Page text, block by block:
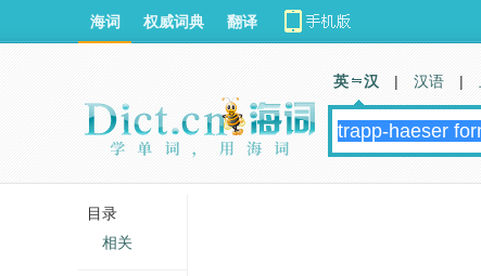
海词 权威词典 翻译
英 汉 | 汉语 |
目录
相关